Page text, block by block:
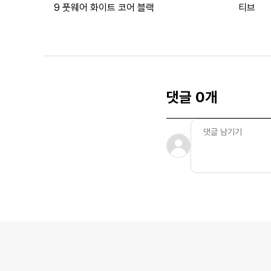
9 풋웨어 화이트 코어 블랙
티브
댓글 0개